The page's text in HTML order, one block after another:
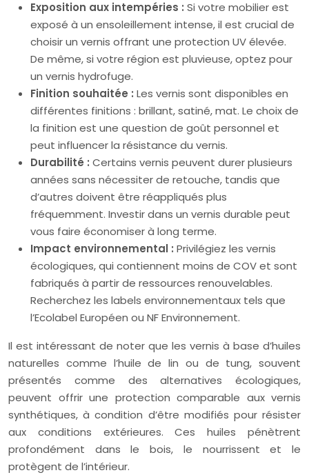
Exposition aux intempéries : Si votre mobilier est
exposé à un ensoleillement intense, il est crucial de
choisir un vernis offrant une protection UV élevée.
De même, si votre région est pluvieuse, optez pour
un vernis hydrofuge.
Finition souhaitée : Les vernis sont disponibles en
différentes finitions : brillant, satiné, mat. Le choix de
la finition est une question de goût personnel et
peut influencer la résistance du vernis.
Durabilité : Certains vernis peuvent durer plusieurs
années sans nécessiter de retouche, tandis que
d’autres doivent être réappliqués plus
fréquemment. Investir dans un vernis durable peut
vous faire économiser à long terme.
Impact environnemental : Privilégiez les vernis
écologiques, qui contiennent moins de COV et sont
fabriqués à partir de ressources renouvelables.
Recherchez les labels environnementaux tels que
l’Ecolabel Européen ou NF Environnement.
Il est intéressant de noter que les vernis à base d’huiles
naturelles comme l’huile de lin ou de tung, souvent
présentés comme des alternatives écologiques,
peuvent offrir une protection comparable aux vernis
synthétiques, à condition d’être modifiés pour résister
aux conditions extérieures. Ces huiles pénètrent
profondément dans le bois, le nourrissent et le
protègent de l’intérieur.